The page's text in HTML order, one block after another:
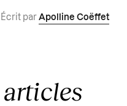
Écrit par Apolline Coëffet
articles